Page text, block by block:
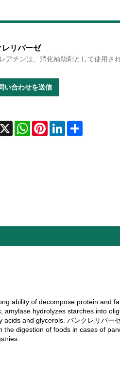
リパーゼ
アチンは、消化補助剤として使用さ
い合わせを送信
X WhatsAppPinterestLinkedInShare
ability of decompose protein and
hydrolyzes starches into
and glycerols. パンクレリパー
digestion of foods in cases of